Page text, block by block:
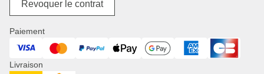
Produits à langer
Montres
On recrute !
Presse
Revendeurs & B2B
Newsletter
Revoquer le contrat
Paiement
Visa Mastercard PayPal ApplePay GooglePay American Express
Cart Bancaire
Livraison